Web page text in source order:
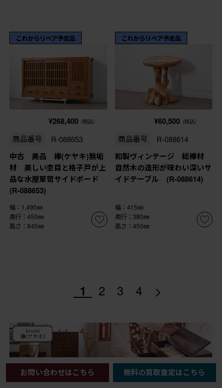
これからリペア予定品
¥268,400 (税込)
商品番号 R-088653
中古 美品 欅(ケヤキ)無垢
材 美しい杢目と格子戸が上
品な水屋箪笥サイドボード
(R-088653)
幅：1,495㎜
奥行：450㎜
高さ：845㎜
これからリペア予定品
¥60,500 (税込)
商品番号 R-088614
和製ヴィンテージ 総欅材
自然木の造形が味わい深いサ
イドテーブル (R-088614)
幅：415㎜
奥行：380㎜
高さ：450㎜
1 2 3 4 >
お問い合わせはこちら 無料の買取査定はこちら